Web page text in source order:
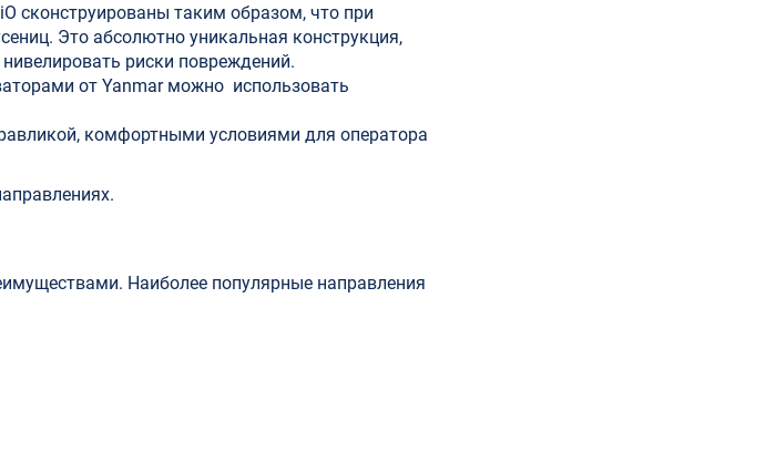
сконструированы таким образом, что при
Это абсолютно уникальная конструкция,
риски повреждений.
от Yanmar можно использовать
комфортными условиями для оператора
Наиболее популярные направления